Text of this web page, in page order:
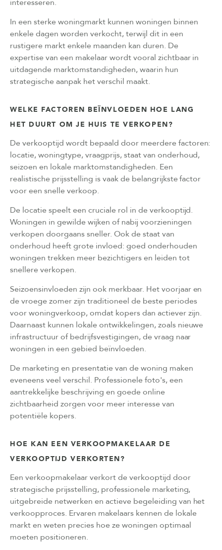
interesseren.
In een sterke woningmarkt kunnen woningen binnen
enkele dagen worden verkocht, terwijl dit in een
rustigere markt enkele maanden kan duren. De
expertise van een makelaar wordt vooral zichtbaar in
uitdagende marktomstandigheden, waarin hun
strategische aanpak het verschil maakt.
WELKE FACTOREN BEÏNVLOEDEN HOE LANG
HET DUURT OM JE HUIS TE VERKOPEN?
De verkooptijd wordt bepaald door meerdere factoren:
locatie, woningtype, vraagprijs, staat van onderhoud,
seizoen en lokale marktomstandigheden. Een
realistische prijsstelling is vaak de belangrijkste factor
voor een snelle verkoop.
De locatie speelt een cruciale rol in de verkooptijd.
Woningen in gewilde wijken of nabij voorzieningen
verkopen doorgaans sneller. Ook de staat van
onderhoud heeft grote invloed: goed onderhouden
woningen trekken meer bezichtigers en leiden tot
snellere verkopen.
Seizoensinvloeden zijn ook merkbaar. Het voorjaar en
de vroege zomer zijn traditioneel de beste periodes
voor woningverkoop, omdat kopers dan actiever zijn.
Daarnaast kunnen lokale ontwikkelingen, zoals nieuwe
infrastructuur of bedrijfsvestigingen, de vraag naar
woningen in een gebied beïnvloeden.
De marketing en presentatie van de woning maken
eveneens veel verschil. Professionele foto's, een
aantrekkelijke beschrijving en goede online
zichtbaarheid zorgen voor meer interesse van
potentiële kopers.
HOE KAN EEN VERKOOPMAKELAAR DE
VERKOOPTIJD VERKORTEN?
Een verkoopmakelaar verkort de verkooptijd door
strategische prijsstelling, professionele marketing,
uitgebreide netwerken en actieve begeleiding van het
verkoopproces. Ervaren makelaars kennen de lokale
markt en weten precies hoe ze woningen optimaal
moeten positioneren.